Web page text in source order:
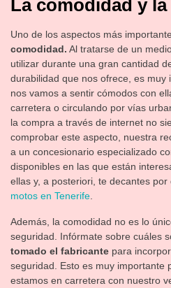
La comodidad y
Uno de los aspectos más
comodidad. Al tratarse de un
utilizar durante una gran cantidad
durabilidad que nos ofrece, es muy
nos vamos a sentir cómodos con
carretera o circulando por vías
la compra a través de internet no
comprobar este aspecto, nuestra
a un concesionario especializado
disponibles en las que están
ellas y, a posteriori, te decantes por
motos en Tenerife
Además, la comodidad no es lo
seguridad. Infórmate sobre cuáles
tomado el fabricante para
seguridad. Esto es muy importante
estamos en carretera con nuestro